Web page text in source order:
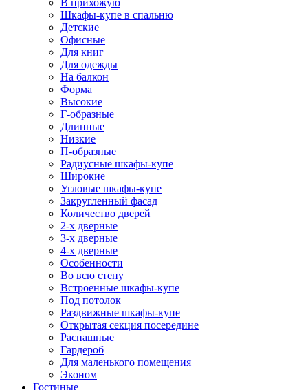
В прихожую
Шкафы-купе в спальню
Детские
Офисные
Для книг
Для одежды
На балкон
Форма
Высокие
Г-образные
Длинные
Низкие
П-образные
Радиусные шкафы-купе
Широкие
Угловые шкафы-купе
Закругленный фасад
Количество дверей
2-х дверные
3-х дверные
4-х дверные
Особенности
Во всю стену
Встроенные шкафы-купе
Под потолок
Раздвижные шкафы-купе
Открытая секция посередине
Распашные
Гардероб
Для маленького помещения
Эконом
Гостиные